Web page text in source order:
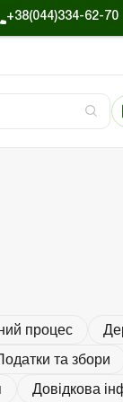
+38(044)334-62-70
процес
та збори
Довідкова